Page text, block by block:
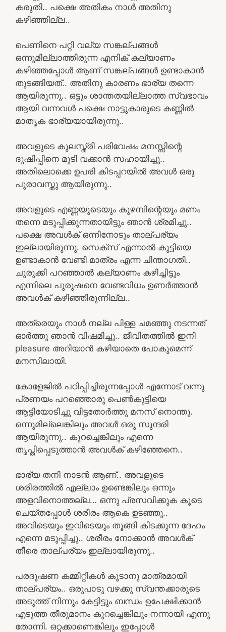
കരുതി.. പക്ഷെ അതികം നാൾ അതിനു
കഴിഞ്ഞില്ല..
പെണിനെ പറ്റി വല്യ സങ്കല്പങ്ങൾ
ഒന്നുമില്ലാത്തിരുന്ന എനിക് കല്യാണം
കഴിഞ്ഞപ്പോൾ ആണ് സങ്കല്പങ്ങൾ ഉണ്ടാകാൻ
തുടങ്ങിയത്.. അതിനു കാരണം ഭാര്യ തന്നെ
ആയിരുന്നു.. ഒട്ടും ശാന്തതയില്ലാത്ത സ്വഭാവം
ആയി വന്നവൾ പക്ഷെ നാട്ടുകാരുടെ കണ്ണിൽ
മാതൃക ഭാര്യയായിരുന്നു..
അവളുടെ കുലസ്ത്രീ പരിവേഷം മനസ്സിന്റെ
ദുഷിപ്പിനെ മൂടി വക്കാൻ സഹായിച്ചു..
അതിലൊക്കെ ഉപരി കിടപ്പറയിൽ അവൾ ഒരു
പുരാവസ്തു ആയിരുന്നു..
അവളുടെ എണ്ണയുടെയും കുഴമ്പിന്റെയും മണം
തന്നെ മടുപ്പിക്കുന്നതായിട്ടും ഞാൻ ശ്രമിച്ചു..
പക്ഷെ അവൾക് ഒന്നിനോടും താല്പര്യം
ഇല്ലായിരുന്നു. സെക്സ് എന്നാൽ കുട്ടിയെ
ഉണ്ടാകാൻ വേണ്ടി മാത്രം എന്ന ചിന്താഗതി..
ചുരുക്കി പറഞ്ഞാൽ കല്യാണം കഴിച്ചിട്ടും
എന്നിലെ പുരുഷനെ വേണ്ടവിധം ഉണർത്താൻ
അവൾക് കഴിഞ്ഞിരുന്നില്ല..
അത്രെയും നാൾ നല്ല പിള്ള ചമഞ്ഞു നടന്നത്
ഓർത്തു ഞാൻ വിഷമിച്ചു.. ജീവിതത്തിൽ ഇനി
pleasure അറിയാൻ കഴിയാതെ പോകുമെന്ന്
മനസിലായി.
കോളേജിൽ പഠിപ്പിച്ചിരുന്നപ്പോൾ എന്നോട് വന്നു
പ്രണയം പറഞ്ഞൊരു പെൺകുട്ടിയെ
ആട്ടിയോടിച്ചു വിട്ടതോർത്തു മനസ് നൊന്തു.
ഒന്നുമില്ലെങ്കിലും അവൾ ഒരു സുന്ദരി
ആയിരുന്നു.. കുറച്ചെങ്കിലും എന്നെ
തൃപ്തിപ്പെടുത്താൻ അവൾക് കഴിഞ്ഞേനെ..
ഭാര്യ തനി നാടൻ ആണ്.. അവളുടെ
ശരീരത്തിൽ എല്ലാം ഉണ്ടെങ്കിലും ഒന്നും
അളവിനൊത്തല്ല… ഒന്നു പ്രസവിക്കുക കൂടെ
ചെയ്തപ്പോൾ ശരീരം ആകെ ഉടഞ്ഞു..
അവിടെയും ഇവിടെയും തൂങ്ങി കിടക്കുന്ന ദേഹം
എന്നെ മടുപ്പിച്ചു.. ശരീരം നോക്കാൻ അവൾക്
തീരെ താല്പര്യം ഇല്ലായിരുന്നു..
പരദൂഷണ കമ്മിറ്റികൾ കൂടാനു മാത്രമായി
താല്പര്യം.. ഒരുപാടു വഴക്കു സ്വന്തക്കാരുടെ
അടുത്ത് നിന്നും കേട്ടിട്ടും ബന്ധം ഉപേക്ഷിക്കാൻ
എടുത്ത തീരുമാനം കുറച്ചെങ്കിലും നന്നായി എന്നു
തോന്നി. ഒറ്റക്കാണെങ്കിലും ഇപ്പോൾ